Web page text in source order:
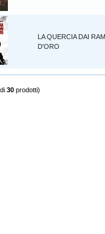
LA QUERCIA DAI
D'ORO
30 prodotti)